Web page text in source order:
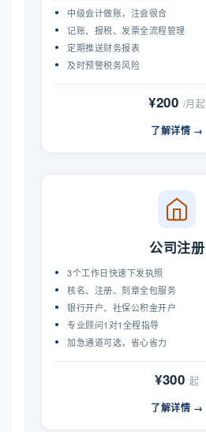
中级会计做账，注会很合
记账、报税、发票全流程管理
定期推送财务报表
及时预警税务风险
¥200 /月起
了解详情 →
公司注册
3个工作日快速下发执照
核名、注册、刻章全包服务
银行开户、社保公积金开户
专业顾问1对1全程指导
加急通道可选，省心省力
¥300 起
了解详情 →